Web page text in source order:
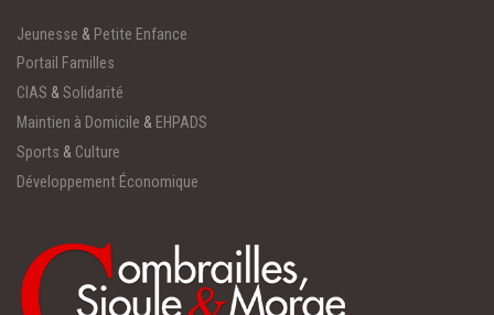
Jeunesse & Petite Enfance
Portail Familles
CIAS & Solidarité
Maintien à Domicile & EHPADS
Sports & Culture
Développement Économique